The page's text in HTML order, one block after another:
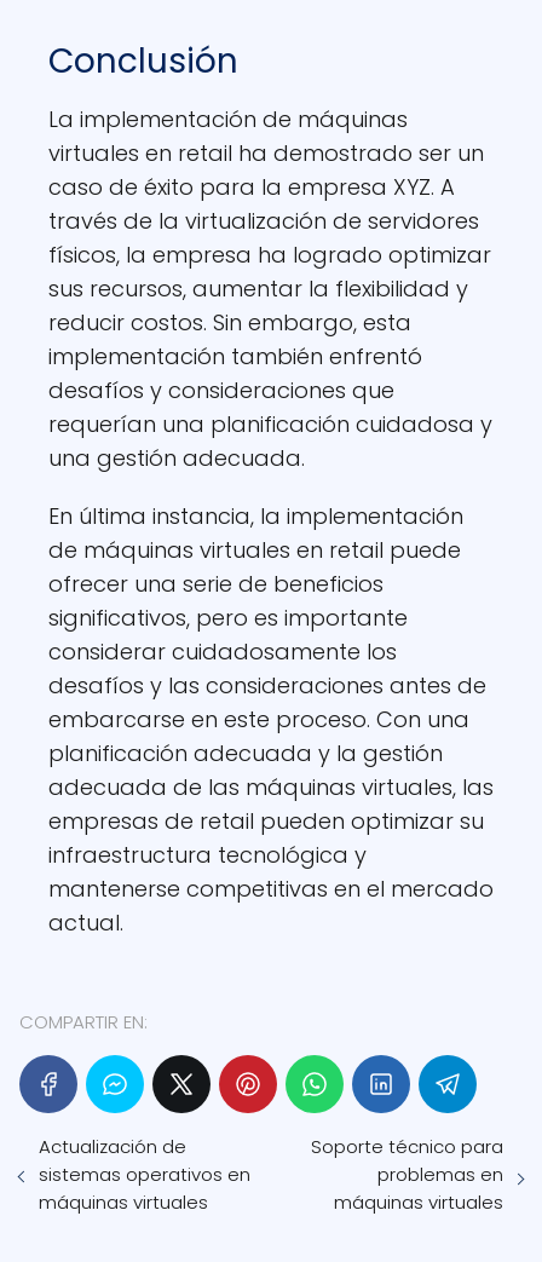
Conclusión
La implementación de máquinas
virtuales en retail ha demostrado ser un
caso de éxito para la empresa XYZ. A
través de la virtualización de servidores
físicos, la empresa ha logrado optimizar
sus recursos, aumentar la flexibilidad y
reducir costos. Sin embargo, esta
implementación también enfrentó
desafíos y consideraciones que
requerían una planificación cuidadosa y
una gestión adecuada.
En última instancia, la implementación
de máquinas virtuales en retail puede
ofrecer una serie de beneficios
significativos, pero es importante
considerar cuidadosamente los
desafíos y las consideraciones antes de
embarcarse en este proceso. Con una
planificación adecuada y la gestión
adecuada de las máquinas virtuales, las
empresas de retail pueden optimizar su
infraestructura tecnológica y
mantenerse competitivas en el mercado
actual.
COMPARTIR EN:
Actualización de
sistemas operativos en
máquinas virtuales
Soporte técnico para
problemas en
máquinas virtuales